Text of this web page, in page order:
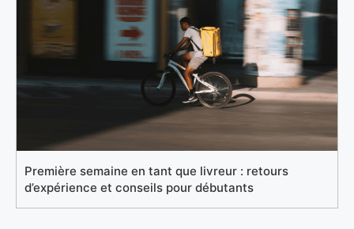
Première semaine en tant que livreur : retours
d’expérience et conseils pour débutants